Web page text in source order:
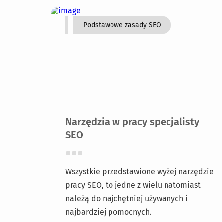
Podstawowe zasady SEO
Narzędzia w pracy specjalisty
SEO
Wszystkie przedstawione wyżej narzędzie
pracy SEO, to jedne z wielu natomiast
należą do najchętniej używanych i
najbardziej pomocnych.